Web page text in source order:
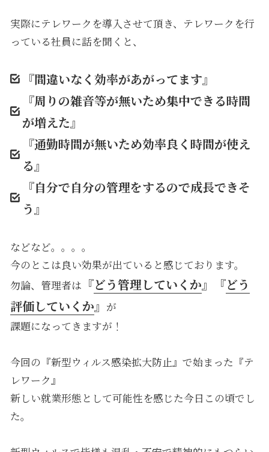
実際にテレワークを導入させて頂き、テレワークを行
っている社員に話を聞くと、
『間違いなく効率があがってます』
『周りの雑音等が無いため集中できる時間
が増えた』
『通勤時間が無いため効率良く時間が使え
る』
『自分で自分の管理をするので成長できそ
う』
などなど。。。。
今のとこは良い効果が出ていると感じております。
勿論、管理者は 『どう管理していくか』『どう
評価していくか』 が
課題になってきますが！
今回の『新型ウィルス感染拡大防止』で始まった『テ
レワーク』
新しい就業形態として可能性を感じた今日この頃でし
た。